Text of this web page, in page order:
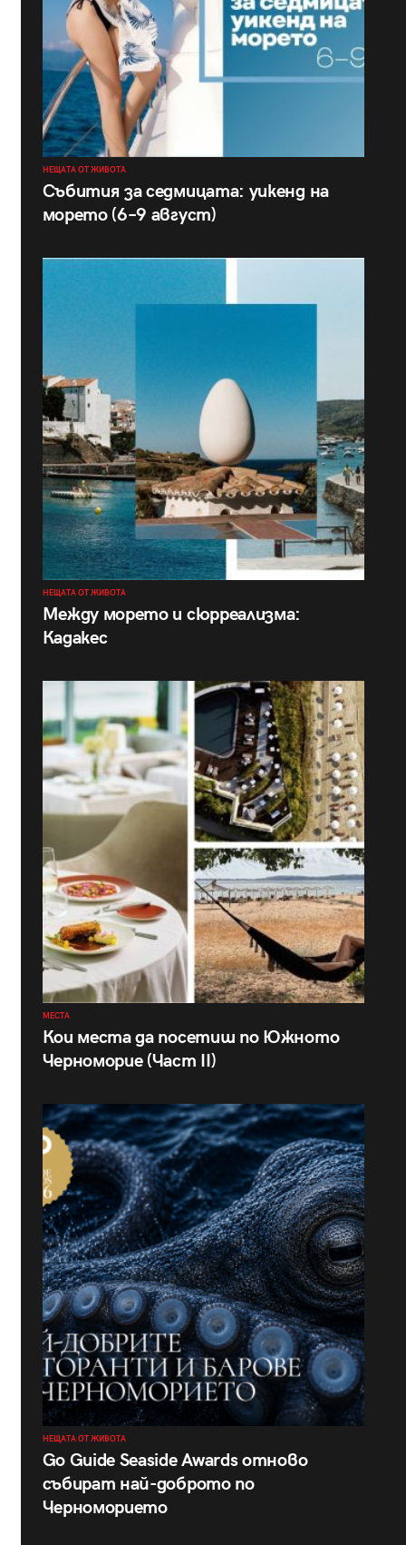
НЕЩАТА ОТ ЖИВОТА
Събития за седмицата: уикенд на
морето (6–9 август)
НЕЩАТА ОТ ЖИВОТА
Между морето и сюрреализма:
Кадакес
МЕСТА
Кои места да посетиш по Южното
Черноморие (Част II)
НЕЩАТА ОТ ЖИВОТА
Go Guide Seaside Awards отново
събират най-доброто по
Черноморието